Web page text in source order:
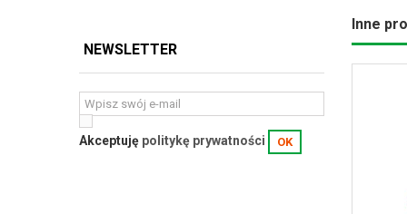
NEWSLETTER
Akceptuję politykę prywatności OK
Inne